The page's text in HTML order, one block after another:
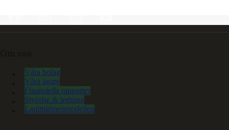
Våra bolag
Våra ägare
Finansiella rapporter
Styrelse & ledning
Lantmännenmodellen